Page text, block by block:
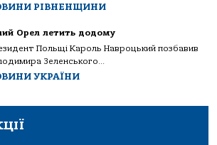
РІВНЕНЩИНИ
Орел летить додому
Польщі Кароль Навроцький позбавив
Зеленського...
УКРАЇНИ